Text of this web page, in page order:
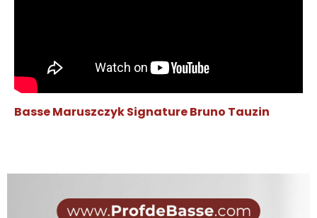
Basse Maruszczyk Signature Bruno Tauzin